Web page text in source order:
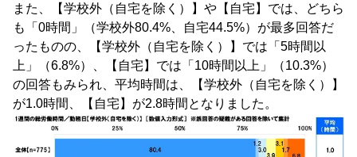
また、【学校外（自宅を除く）】や【自宅】では、どちら
も「0時間」（学校外80.4%、自宅44.5%）が最多回答だ
ったものの、【学校外（自宅を除く）】では「5時間以
上」（6.8%）、【自宅】では「10時間以上」（10.3%）
の回答もみられ、平均時間は、【学校外（自宅を除く）】
が1.0時間、【自宅】が2.8時間となりました。